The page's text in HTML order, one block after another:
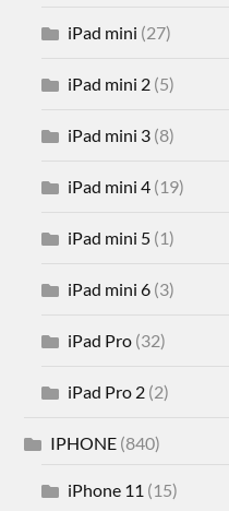
iPad mini (27)
iPad mini 2 (5)
iPad mini 3 (8)
iPad mini 4 (19)
iPad mini 5 (1)
iPad mini 6 (3)
iPad Pro (32)
iPad Pro 2 (2)
IPHONE (840)
iPhone 11 (15)